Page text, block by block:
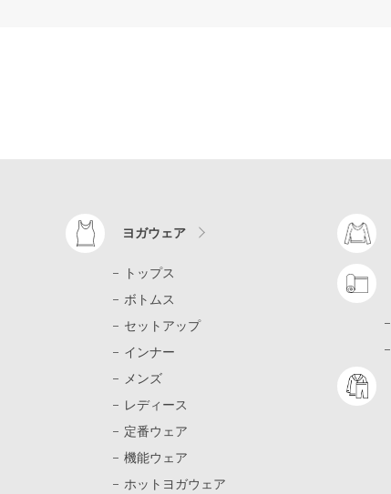
ヨガウェア
トップス
ボトムス
セットアップ
インナー
メンズ
レディース
定番ウェア
機能ウェア
ホットヨガウェア